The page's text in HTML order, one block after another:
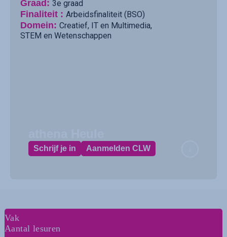
Graad: 3e graad
Finaliteit : Arbeidsfinaliteit (BSO)
Domein: Creatief, IT en Multimedia,
STEM en Wetenschappen
Schrijf je in Aanmelden CLW
Vak
Aantal lesuren